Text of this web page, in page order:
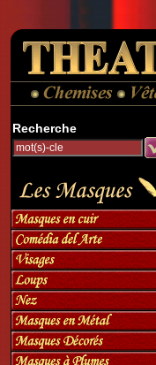
Recherche